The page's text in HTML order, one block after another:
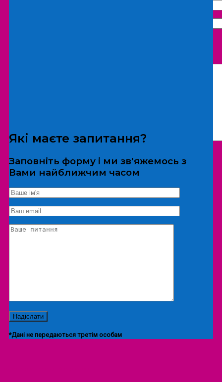
*Дані не передаються третім особам
Екскурсія/локація
Які маєте запитання?
Заповніть форму і ми зв'яжемось з
Вами найближчим часом
*Дані не передаються третім особам